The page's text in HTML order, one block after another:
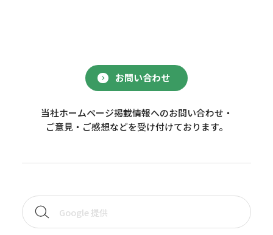
お問い合わせ
当社ホームページ掲載情報へのお問い合わせ・
ご意見・ご感想などを受け付けております。